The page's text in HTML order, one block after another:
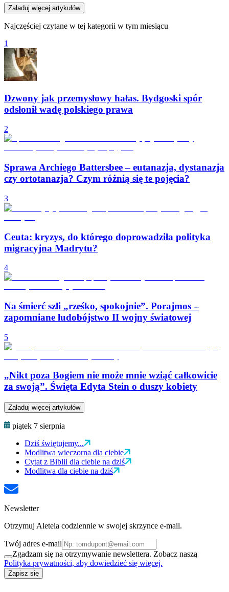
Załaduj więcej artykułów
Najczęściej czytane w tej kategorii w tym miesiącu
1
Dzwony jak przemysłowy hałas. Bydgoski spór
odsłonił wadę polskiego prawa
2
Sprawa Archiego Battersbee – eutanazja, dystanazja
czy ortotanazja? Czym różnią się te pojęcia?
3
Ceuta: kryzys, do którego doprowadziła polityka
migracyjna Madrytu?
4
Na śmierć szli „rześko, spokojnie”. Porajmos –
zapomniane ludobójstwo II wojny światowej
5
„Nikt poza Bogiem nie może mnie wziąć całkowicie
za swoją”. Święta Edyta Stein o duszy kobiety
Załaduj więcej artykułów
piątek 7 sierpnia
Dziś świętujemy...
Modlitwa wieczorna dla ciebie
Cytat z Biblii dla ciebie na dziś
Modlitwa dla ciebie na dziś
Newsletter
Otrzymuj Aleteia codziennie w swojej skrzynce e-mail.
Twój adres e-mail
Zgadzam się na otrzymywanie newslettera. Zobacz naszą
Polityka prywatności, aby dowiedzieć się więcej.
Zapisz się